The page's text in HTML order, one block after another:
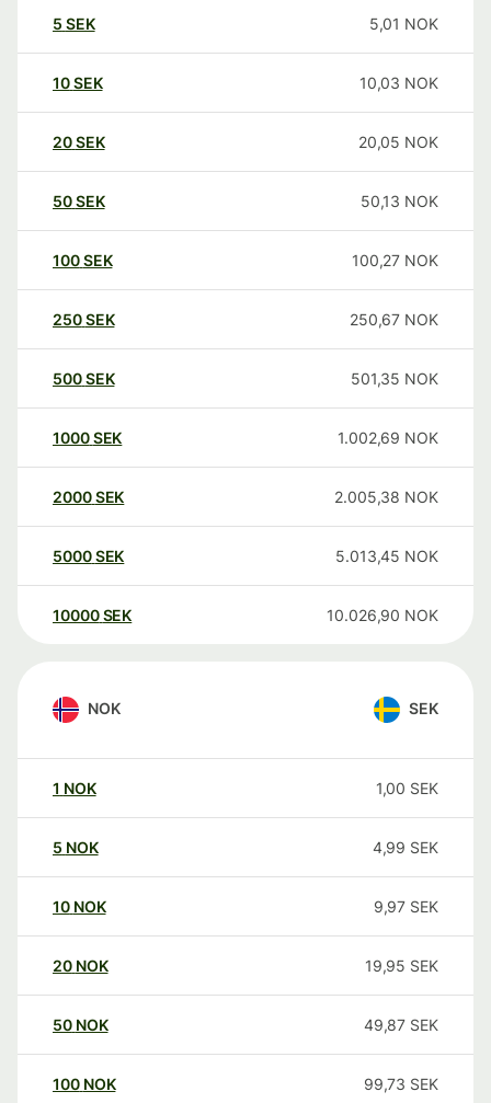
5 SEK 5,01 NOK
10SEK 10,03 NOK
20SEK 20,05 NOK
50SEK 50,13 NOK
100SEK 100,27 NOK
250SEK 250,67 NOK
500SEK 501,35 NOK
1000SEK 1.002,69 NOK
2000SEK 2.005,38 NOK
5000SEK 5.013,45 NOK
10000 SEK 10.026,90 NOK
NOK SEK
1 NOK 1,00 SEK
5 NOK 4,99 SEK
10 NOK 9,97 SEK
20 NOK 19,95 SEK
50 NOK 49,87 SEK
100 NOK 99,73 SEK